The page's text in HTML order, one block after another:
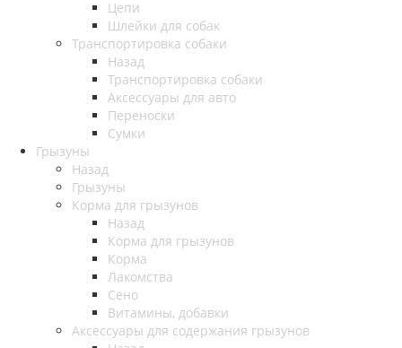
Цепи
Шлейки для собак
Транспортировка собаки
Назад
Транспортировка собаки
Аксессуары для авто
Переноски
Сумки
Грызуны
Назад
Грызуны
Корма для грызунов
Назад
Корма для грызунов
Корма
Лакомства
Сено
Витамины, добавки
Аксессуары для содержания грызунов